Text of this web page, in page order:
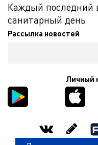
Каждый последний
санитарный день
Рассылка новостей
Личный